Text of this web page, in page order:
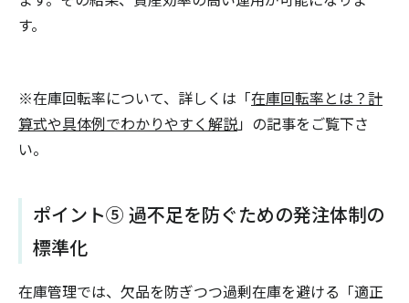
す。
※在庫回転率について、詳しくは「在庫回転率とは？計
算式や具体例でわかりやすく解説」の記事をご覧下さ
い。
ポイント⑤ 過不足を防ぐための発注体制の
標準化
在庫管理では、欠品を防ぎつつ過剰在庫を避ける「適正